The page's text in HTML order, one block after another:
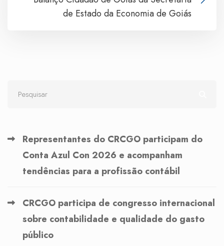
de Estado da Economia de Goiás
Representantes do CRCGO participam do
Conta Azul Con 2026 e acompanham
tendências para a profissão contábil
CRCGO participa de congresso internacional
sobre contabilidade e qualidade do gasto
público